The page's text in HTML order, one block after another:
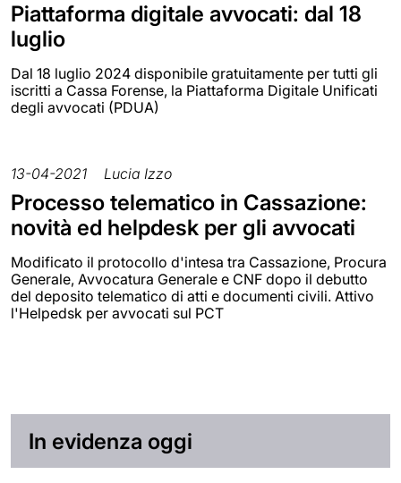
Piattaforma digitale avvocati: dal 18
luglio
Dal 18 luglio 2024 disponibile gratuitamente per tutti gli
iscritti a Cassa Forense, la Piattaforma Digitale Unificati
degli avvocati (PDUA)
13-04-2021 Lucia Izzo
Processo telematico in Cassazione:
novità ed helpdesk per gli avvocati
Modificato il protocollo d'intesa tra Cassazione, Procura
Generale, Avvocatura Generale e CNF dopo il debutto
del deposito telematico di atti e documenti civili. Attivo
l'Helpedsk per avvocati sul PCT
In evidenza oggi